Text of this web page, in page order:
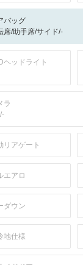
バッグ
席/助手席/サイド/-
ヘッドライト
ラ
リアゲート
エアロ
ダウン
地仕様